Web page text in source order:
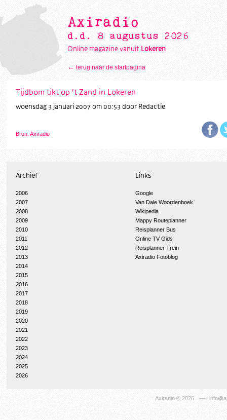
Axiradio
d.d. 8 augustus 2026
Online magazine vanuit Lokeren
← terug naar de startpagina
Tijdbom tikt op 't Zand in Lokeren
woensdag 3 januari 2007 om 00:53 door Redactie
Bron: Axiradio
Archief
2006
2007
2008
2009
2010
2011
2012
2013
2014
2015
2016
2017
2018
2019
2020
2021
2022
2023
2024
2025
2026
Links
Google
Van Dale Woordenboek
Wikipedia
Mappy Routeplanner
Reisplanner Bus
Online TV Gids
Reisplanner Trein
Axiradio Fotoblog
Axiradio© 2026 —